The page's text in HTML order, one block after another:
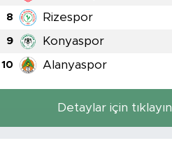
8 Rizespor
9 Konyaspor
10 Alanyaspor
Detaylar için tıklayın